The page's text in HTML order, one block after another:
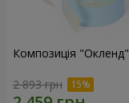
Композиція "Окленд"
2 893 грн